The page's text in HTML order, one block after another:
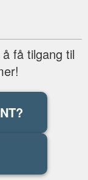
få tilgang til